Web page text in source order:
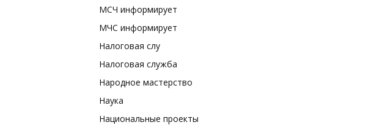
МСЧ информирует
МЧС информирует
Налоговая слу
Налоговая служба
Народное мастерство
Наука
Национальные проекты